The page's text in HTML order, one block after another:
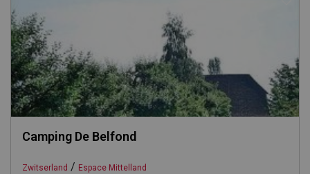
Camping De Belfond
Zwitserland / Espace Mittelland